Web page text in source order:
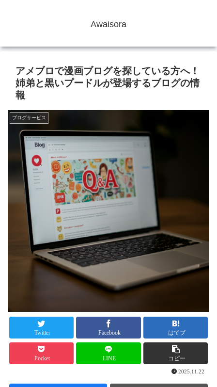
Awaisora
アメブロで漫画ブログを探している方へ！
姉弟と黒いプードルが登場するブログの情
報
ブログサービス
Twitter Facebook はてブ
Pocket LINE コピー
2025.11.22